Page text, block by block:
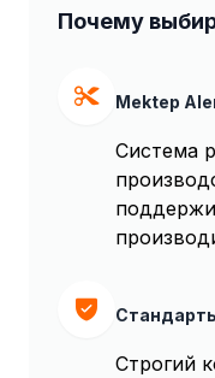
Почему
Mektep
Система
Строгий